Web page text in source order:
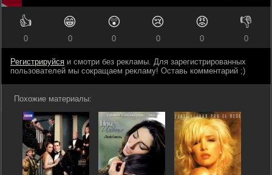
👍
0
😁
0
😲
0
😢
0
😡
0
👎
0
Регистрируйся и смотри без рекламы. Для зарегистрированных
пользователей мы сокращаем рекламу! Оставь комментарий ;)
Похожие материалы: